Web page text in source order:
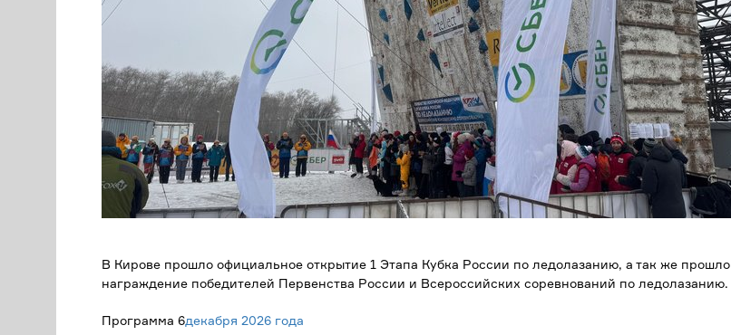
В Кирове прошло официальное открытие 1 Этапа Кубка России по ледолазанию, а так же прошло
награждение победителей Первенства России и Всероссийских соревнований по ледолазанию.
Программа 6декабря 2026 года